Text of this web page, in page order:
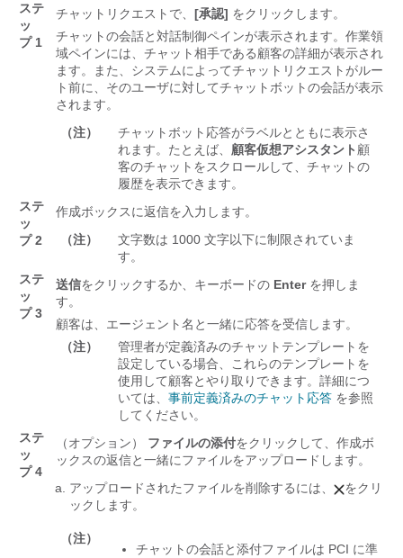
ステ
ッ
プ 1
チャットリクエストで、 [承認] をクリックします。
チャットの会話と対話制御ペインが表示されます。 作業領
域ペインには、チャット相手である顧客の詳細が表示され
ます。また、システムによってチャットリクエストがルー
ト前に、そのユーザに対してチャットボットの会話が表示
されます。
（注）
チャットボット 応答がラベルとともに表示さ
れます。たとえば、 顧客仮想アシスタント 顧
客のチャットをスクロールして、チャットの
履歴を表示できます。
ステ
ッ
プ 2
作成ボックスに返信を入力します。
（注）
文字数は 1000 文字以下に制限されていま
す。
ステ
ッ
プ 3
送信をクリックするか、キーボードの Enterを押しま
す。
顧客は、エージェント名と一緒に応答を受信します。
（注）
管理者が定義済みのチャットテンプレートを
設定している場合、これらのテンプレートを
使用して顧客とやり取りできます。詳細につ
いては、 事前定義済みのチャット応答 を参照
してください。
ステ
ッ
プ 4
（オプション） ファイルの添付をクリックして、作成ボ
ックスの返信と一緒にファイルをアップロードします。
アップロードされたファイルを削除するには、
をクリ
ックします。
（注）
チャットの会話と添付ファイルは PCI に準